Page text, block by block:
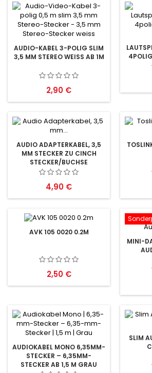
AUDIO-KABEL 3-POLIG SLIM
3,5 MM STEREO WEISS AB 1M
Preis
2,90 €
AUDIO ADAPTERKABEL, 3,5
MM STECKER ZU CINCH
STECKER/BUCHSE
Preis
4,90 €
AVK 105 0020 0.2M
Preis
2,50 €
MINI-
AUDIOKABEL MONO 6,35MM-
STECKER – 6,35MM-
STECKER AB 1,5 M GRAU
SLIM